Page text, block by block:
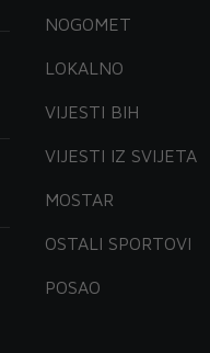
NOGOMET
LOKALNO
VIJESTI BIH
VIJESTI IZ SVIJETA
MOSTAR
OSTALI SPORTOVI
POSAO